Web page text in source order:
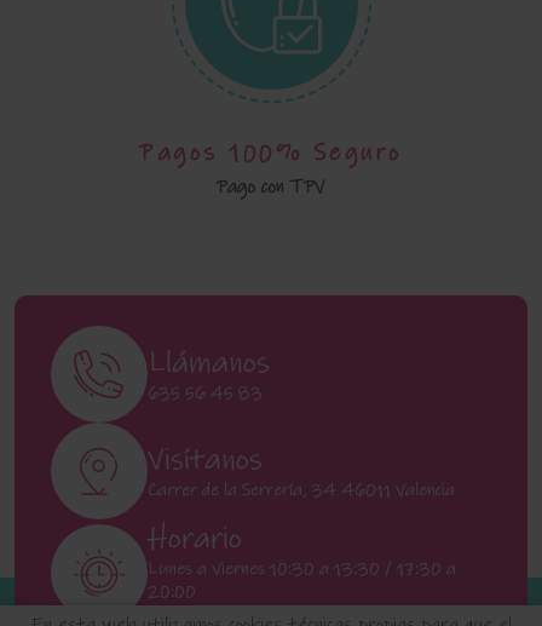
Pagos 100% Seguro
Pago con TPV
Llámanos
635 56 45 83
Visítanos
Carrer de la Serrería, 34 46011 Valencia
Horario
Lunes a Viernes 10:30 a 13:30 / 17:30 a
20:00
Sábados 11:00 a 13:00